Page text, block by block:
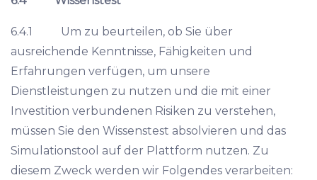
6.4.1 Um zu beurteilen, ob Sie über
ausreichende Kenntnisse, Fähigkeiten und
Erfahrungen verfügen, um unsere
Dienstleistungen zu nutzen und die mit einer
Investition verbundenen Risiken zu verstehen,
müssen Sie den Wissenstest absolvieren und das
Simulationstool auf der Plattform nutzen. Zu
diesem Zweck werden wir Folgendes verarbeiten: